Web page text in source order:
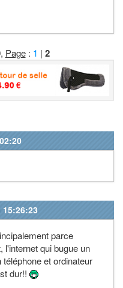
, Page: 1 | 2
15:26:23
parce
l'internet qui bugue un
et ordinateur
dur!!